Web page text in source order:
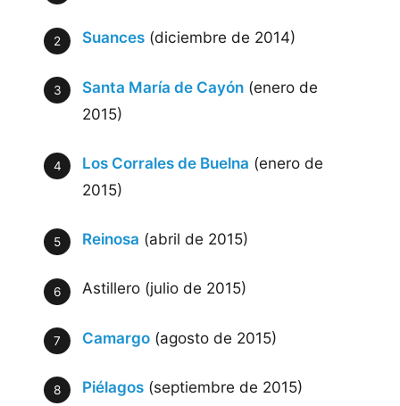
Suances (diciembre de 2014)
Santa María de Cayón (enero de
2015)
Los Corrales de Buelna (enero de
2015)
Reinosa (abril de 2015)
Astillero (julio de 2015)
Camargo (agosto de 2015)
Piélagos (septiembre de 2015)